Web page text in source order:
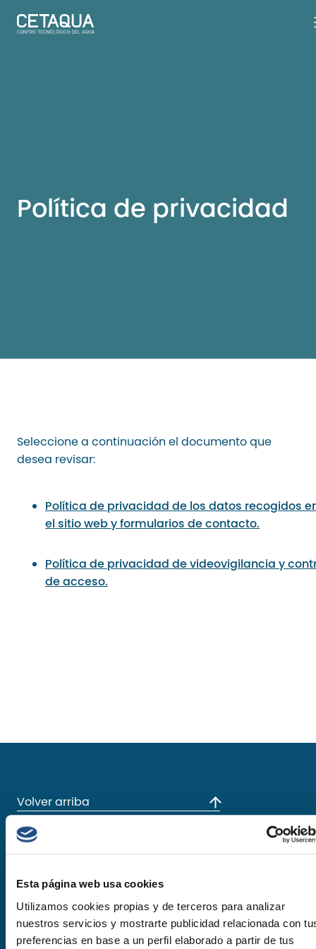
Esta página web usa cookies
Utilizamos cookies propias y de terceros para analizar
nuestros servicios y mostrarte publicidad relacionada con
preferencias en base a un perfil elaborado a partir de tus
Política de privacidad
Seleccione a continuación el documento que
desea revisar:
Política de privacidad de los datos recogidos
el sitio web y formularios de contacto.
Política de privacidad de videovigilancia y
de acceso.
Volver arriba
Suscríbete a nuestra